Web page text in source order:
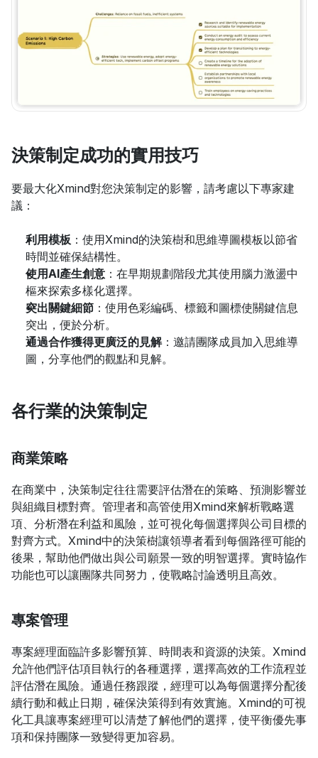
決策制定成功的實用技巧
要最大化Xmind對您決策制定的影響，請考慮以下專家建
議：
利用模板 ：使用Xmind的決策樹和思維導圖模板以節省
時間並確保結構性。
使用AI產生創意 ：在早期規劃階段尤其使用腦力激盪中
樞來探索多樣化選擇。
突出關鍵細節 ：使用色彩編碼、標籤和圖標使關鍵信息
突出，便於分析。
通過合作獲得更廣泛的見解：邀請團隊成員加入思維導
圖，分享他們的觀點和見解。
各行業的決策制定
商業策略
在商業中，決策制定往往需要評估潛在的策略、預測影響並
與組織目標對齊。管理者和高管使用Xmind來解析戰略選
項、分析潛在利益和風險，並可視化每個選擇與公司目標的
對齊方式。Xmind中的決策樹讓領導者看到每個路徑可能的
後果，幫助他們做出與公司願景一致的明智選擇。實時協作
功能也可以讓團隊共同努力，使戰略討論透明且高效。
專案管理
專案經理面臨許多影響預算、時間表和資源的決策。Xmind
允許他們評估項目執行的各種選擇，選擇高效的工作流程並
評估潛在風險。通過任務跟蹤，經理可以為每個選擇分配後
續行動和截止日期，確保決策得到有效實施。Xmind的可視
化工具讓專案經理可以清楚了解他們的選擇，使平衡優先事
項和保持團隊一致變得更加容易。